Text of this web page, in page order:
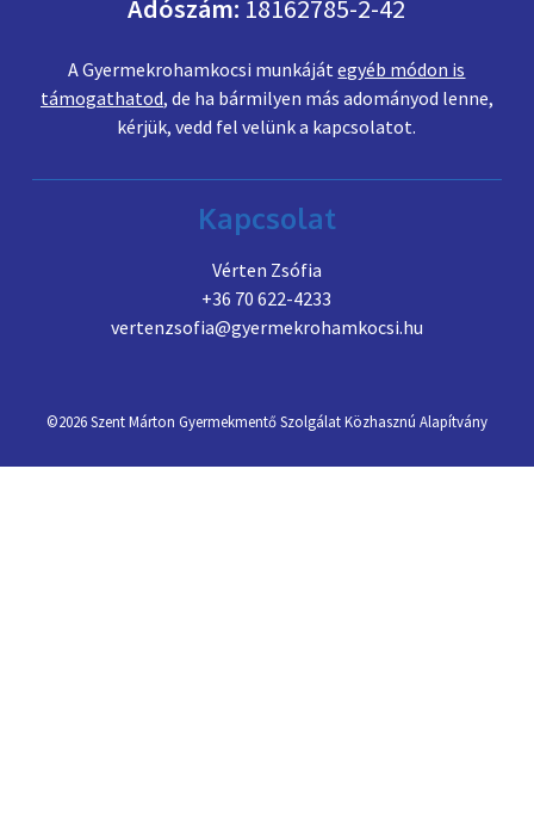
Adószám: 18162785-2-42
A Gyermekrohamkocsi munkájátegyéb módon is
támogathatod, de ha bármilyen más adományod lenne,
kérjük, vedd fel velünk a kapcsolatot.
Kapcsolat
Vérten Zsófia
+36 70 622-4233
vertenzsofia@gyermekrohamkocsi.hu
©2026Szent Márton Gyermekmentő Szolgálat Közhasznú Alapítvány